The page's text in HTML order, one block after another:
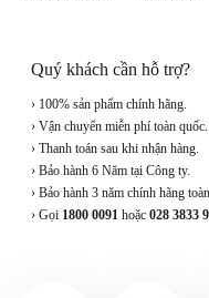
Quý khách cần hỗ trợ?
› 100% sản phẩm chính hãng.
› Vận chuyển miễn phí toàn quốc.
› Thanh toán sau khi nhận hàng.
› Bảo hành 6 Năm tại Công ty.
› Bảo hành 3 năm chính hãng
› Gọi 1800 0091 hoặc 028 3833